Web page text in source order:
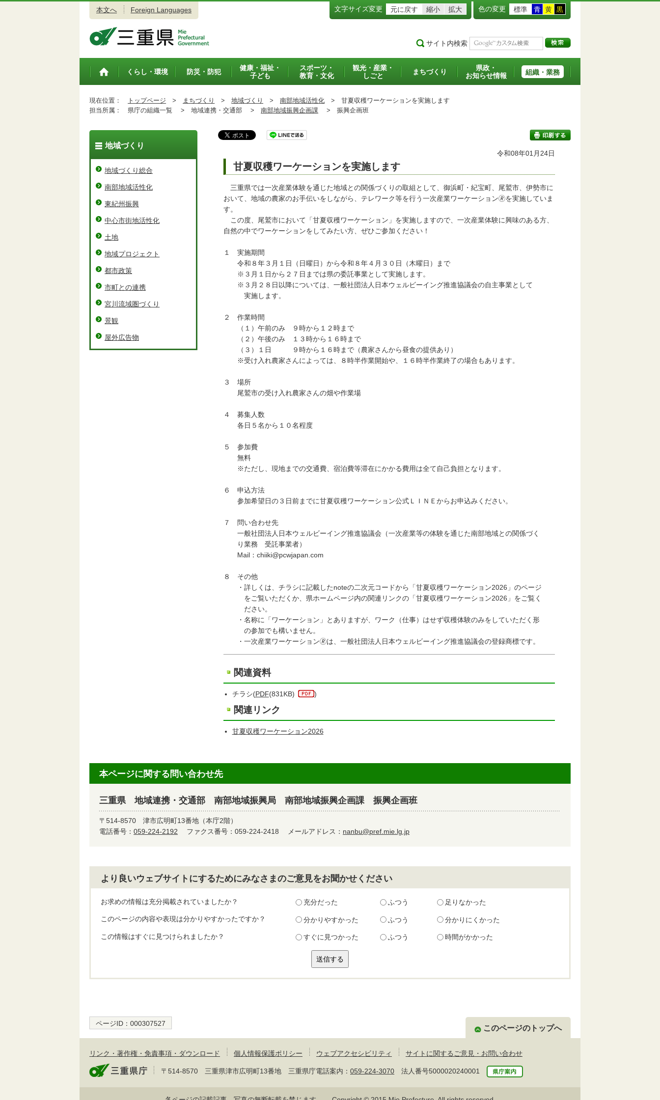
本文へ Foreign Languages 文字サイズ変更 元に戻す 縮小 拡大 色の変更 標準 青 黄 黒
サイト内検索
トップペ
くらし・環境 防災・防犯
健康・福祉・
子ども
スポーツ・
教育・文化
観光・産業・
しごと
まちづくり
県政・
お知らせ情報
組織・業務
現在位置： トップページ > まちづくり > 地域づくり > 南部地域活性化 > 甘夏収穫ワーケーションを実施します
担当所属：
県庁の組織一覧 > 地域連携・交通部 > 南部地域振興企画課 > 振興企画班
印刷する
令和08年01月24日
甘夏収穫ワーケーションを実施します
三重県では一次産業体験を通じた地域との関係づくりの取組として、御浜町・紀宝町、尾鷲市、伊勢市に
おいて、地域の農家のお手伝いをしながら、テレワーク等を行う一次産業ワーケーション🄬を実施していま
す。
この度、尾鷲市において「甘夏収穫ワーケーション」を実施しますので、一次産業体験に興味のある方、
自然の中でワーケーションをしてみたい方、ぜひご参加ください！
１ 実施期間
令和８年３月１日（日曜日）から令和８年４月３０日（木曜日）まで
※３月１日から２７日までは県の委託事業として実施します。
※３月２８日以降については、一般社団法人日本ウェルビーイング推進協議会の自主事業として
実施します。
２ 作業時間
（１）午前のみ ９時から１２時まで
（２）午後のみ １３時から１６時まで
（３）１日 ９時から１６時まで（農家さんから昼食の提供あり）
※受け入れ農家さんによっては、８時半作業開始や、１６時半作業終了の場合もあります。
３ 場所
尾鷲市の受け入れ農家さんの畑や作業場
４ 募集人数
各日５名から１０名程度
５ 参加費
無料
※ただし、現地までの交通費、宿泊費等滞在にかかる費用は全て自己負担となります。
６ 申込方法
参加希望日の３日前までに甘夏収穫ワーケーション公式ＬＩＮＥからお申込みください。
７ 問い合わせ先
一般社団法人日本ウェルビーイング推進協議会（一次産業等の体験を通じた南部地域との関係づく
り業務 受託事業者）
Mail：chiiki@pcwjapan.com
８ その他
・詳しくは、チラシに記載したnoteの二次元コードから「甘夏収穫ワーケーション2026」のページ
をご覧いただくか、県ホームページ内の関連リンクの「甘夏収穫ワーケーション2026」をご覧く
ださい。
・名称に「ワーケーション」とありますが、ワーク（仕事）はせず収穫体験のみをしていただく形
の参加でも構いません。
・一次産業ワーケーション🄬は、一般社団法人日本ウェルビーイング推進協議会の登録商標です。
関連資料
チラシ(PDF(831KB) )
関連リンク
甘夏収穫ワーケーション2026
地域づくり
地域づくり総合
南部地域活性化
東紀州振興
中心市街地活性化
土地
地域プロジェクト
都市政策
市町との連携
宮川流域圏づくり
景観
屋外広告物
本ページに関する問い合わせ先
三重県 地域連携・交通部 南部地域振興局 南部地域振興企画課 振興企画班
〒514-8570 津市広明町13番地（本庁2階）
電話番号： 059-224-2192 ファクス番号：059-224-2418 メールアドレス： nanbu@pref.mie.lg.jp
より良いウェブサイトにするためにみなさまのご意見をお聞かせください
お求めの情報は充分掲載されていましたか？ 充分だった ふつう 足りなかった
このページの内容や表現は分かりやすかったですか？ 分かりやすかった ふつう 分かりにくかった
この情報はすぐに見つけられましたか？ すぐに見つかった ふつう 時間がかかった
ページID： 000307527
このページのトップへ
リンク・著作権・免責事項・ダウンロード 個人情報保護ポリシー ウェブアクセシビリティ サイトに関するご意見・お問い合わせ
〒514-8570 三重県津市広明町13番地 三重県庁電話案内： 059-224-3070 法人番号5000020240001